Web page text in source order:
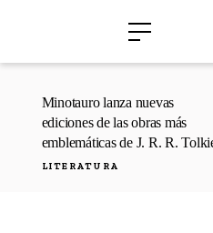
Minotauro lanza nuevas
ediciones de las obras más
emblemáticas de J. R. R.
LITERATURA
›